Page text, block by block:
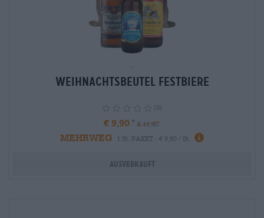
-
Weihnachtsbeutel Festbiere
(0)
€ 9,90 € 11,40
MEHRWEG 1 St. PAKET - € 9,90 / St. info
Ausverkauft